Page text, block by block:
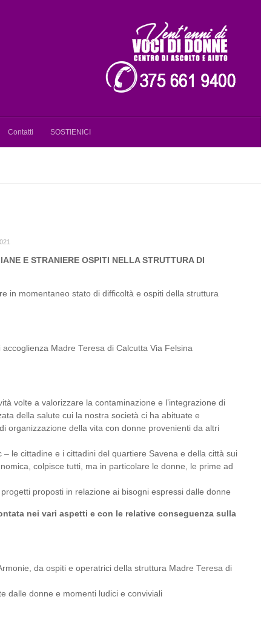
Contatti SOSTIENICI
E STRANIERE OSPITI NELLA STRUTTURA DI
in momentaneo stato di difficoltà e ospiti della struttura
Madre Teresa di Calcutta Via Felsina
volte a valorizzare la contaminazione e l’integrazione di
della salute cui la nostra società ci ha abituate e
organizzazione della vita con donne provenienti da altri
le cittadine e i cittadini del quartiere Savena e della città sui
colpisce tutti, ma in particolare le donne, le prime ad
proposti in relazione ai bisogni espressi dalle donne
nei vari aspetti e con le relative conseguenza sulla
da ospiti e operatrici della struttura Madre Teresa di
dalle donne e momenti ludici e conviviali